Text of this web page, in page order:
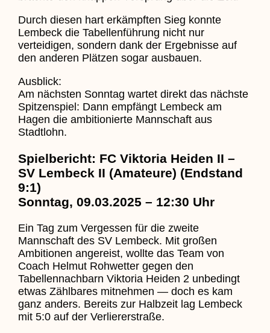
Durch diesen hart erkämpften Sieg konnte
Lembeck die Tabellenführung nicht nur
verteidigen, sondern dank der Ergebnisse auf
den anderen Plätzen sogar ausbauen.
Ausblick:
Am nächsten Sonntag wartet direkt das nächste
Spitzenspiel: Dann empfängt Lembeck am
Hagen die ambitionierte Mannschaft aus
Stadtlohn.
Spielbericht: FC Viktoria Heiden II –
SV Lembeck II (Amateure) (Endstand
9:1)
Sonntag, 09.03.2025 – 12:30 Uhr
Ein Tag zum Vergessen für die zweite
Mannschaft des SV Lembeck. Mit großen
Ambitionen angereist, wollte das Team von
Coach Helmut Rohwetter gegen den
Tabellennachbarn Viktoria Heiden 2 unbedingt
etwas Zählbares mitnehmen — doch es kam
ganz anders. Bereits zur Halbzeit lag Lembeck
mit 5:0 auf der Verliererstraße.